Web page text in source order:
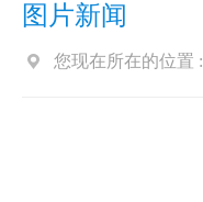
图片新闻
您现在所在的位置 :